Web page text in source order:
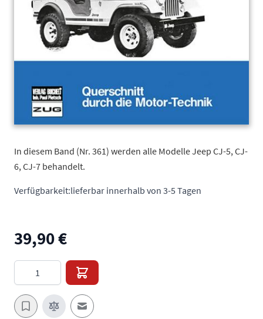
In diesem Band (Nr. 361) werden alle Modelle Jeep CJ-5, CJ-
6, CJ-7 behandelt.
Verfügbarkeit:lieferbar innerhalb von 3-5 Tagen
39,90 €
E-Mail an einen Freund